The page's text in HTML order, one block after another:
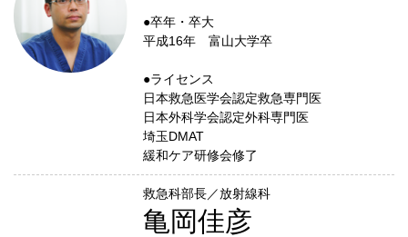
●卒年・卒大
平成16年 富山大学卒
●ライセンス
日本救急医学会認定救急専門医
日本外科学会認定外科専門医
埼玉DMAT
緩和ケア研修会修了
救急科部長／放射線科
亀岡佳彦